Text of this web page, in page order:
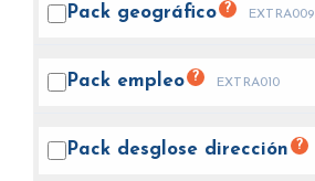
Pack geográfico ? EXTRA009
Pack empleo ? EXTRA010
Pack desglose dirección ?